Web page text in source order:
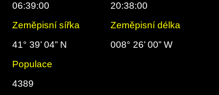
06:39:00
20:38:00
Zeměpisní sířka
Zeměpisní délka
41° 39’ 04” N
008° 26’ 00” W
Populace
4389